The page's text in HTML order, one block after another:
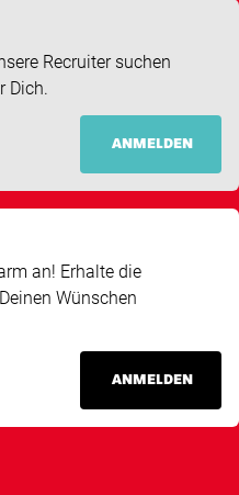
Recruiter suchen
Dich.
ANMELDEN
an! Erhalte die
Wünschen
ANMELDEN